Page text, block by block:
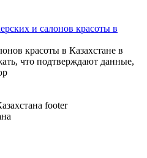
и салонов красоты в
красоты в Казахстане в
что подтверждают данные,